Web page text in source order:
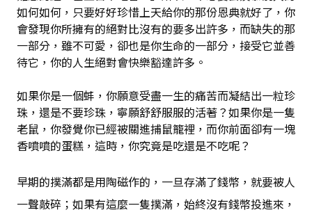
如何如何，只要好好珍惜上天給你的那份恩典就好了，你
會發現你所擁有的絕對比沒有的要多出許多，而缺失的那
一部分，雖不可愛，卻也是你生命的一部分，接受它並善
待它，你的人生絕對會快樂豁達許多。
如果你是一個蚌，你願意受盡一生的痛苦而凝結出一粒珍
珠，還是不要珍珠，寧願舒舒服服的活著？如果你是一隻
老鼠，你發覺你已經被關進捕鼠籠裡，而你前面卻有一塊
香噴噴的蛋糕，這時，你究竟是吃還是不吃呢？
早期的撲滿都是用陶磁作的，一旦存滿了錢幣，就要被人
一聲敲碎；如果有這麼一隻撲滿，始終沒有錢幣投進來，